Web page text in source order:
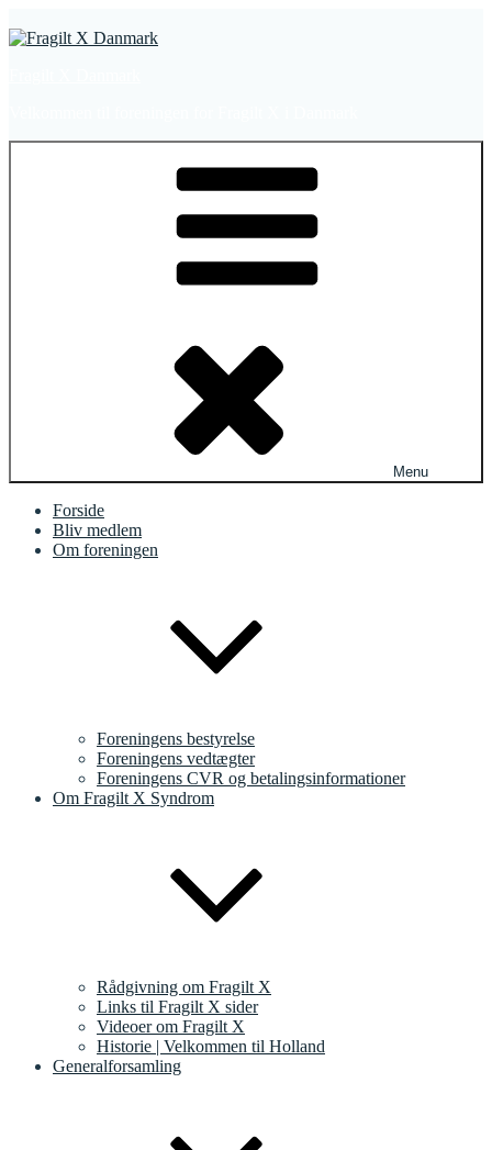
til
Menu
Forside
Bliv medlem
Om foreningen
Foreningens bestyrelse
Foreningens vedtægter
Foreningens CVR og betalingsinformationer
Om Fragilt X Syndrom
Rådgivning om Fragilt X
Links til Fragilt X sider
Videoer om Fragilt X
Historie | Velkommen til Holland
Generalforsamling